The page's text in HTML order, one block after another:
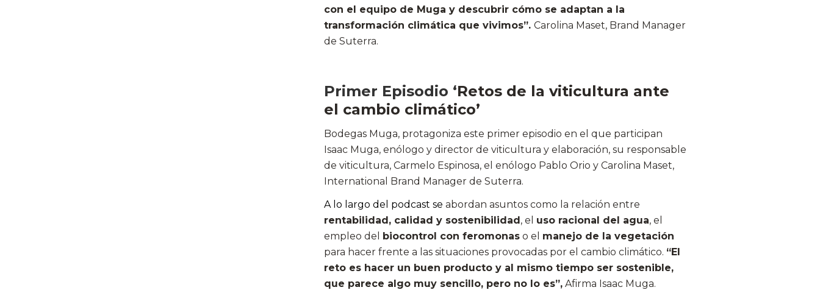
con el equipo de Muga y descubrir cómo se adaptan a la
transformación climática que vivimos”. Carolina Maset, Brand Manager
de Suterra.
Primer Episodio ‘Retos de la viticultura ante
el cambio climático’
Bodegas Muga, protagoniza este primer episodio en el que participan
Isaac Muga, enólogo y director de viticultura y elaboración, su responsable
de viticultura, Carmelo Espinosa, el enólogo Pablo Orio y Carolina Maset,
International Brand Manager de Suterra.
A lo largo del podcast se abordan asuntos como la relación entre
rentabilidad, calidad y sostenibilidad, el uso racional del agua, el
empleo del biocontrol con feromonas o el manejo de la vegetación
para hacer frente a las situaciones provocadas por el cambio climático. “El
reto es hacer un buen producto y al mismo tiempo ser sostenible,
que parece algo muy sencillo, pero no lo es”, Afirma Isaac Muga.